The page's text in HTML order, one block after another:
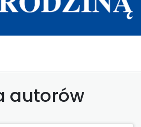
autorów